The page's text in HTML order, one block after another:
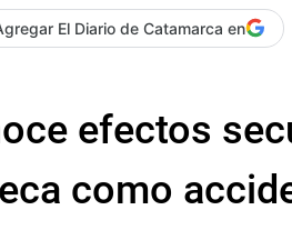
El Diario de Catamarca en
efectos
como